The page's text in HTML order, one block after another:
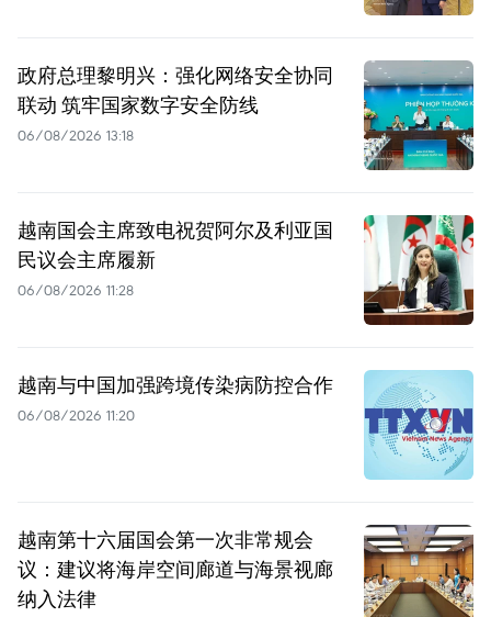
政府总理黎明兴：强化网络安全协同
联动 筑牢国家数字安全防线
06/08/2026 13:18
越南国会主席致电祝贺阿尔及利亚国
民议会主席履新
06/08/2026 11:28
越南与中国加强跨境传染病防控合作
06/08/2026 11:20
越南第十六届国会第一次非常规会
议：建议将海岸空间廊道与海景视廊
纳入法律